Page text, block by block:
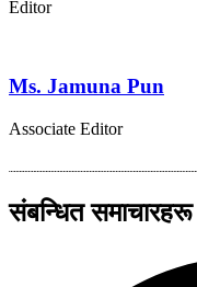
Editor
Ms. Jamuna Pun
Associate Editor
संबन्धित समाचारहरू